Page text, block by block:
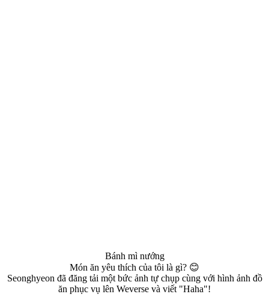
Bánh mì nướng
Món ăn yêu thích của tôi là gì? 😊
Seonghyeon đã đăng tải một bức ảnh tự chụp cùng với hình ảnh đồ
ăn phục vụ lên Weverse và viết "Haha"!